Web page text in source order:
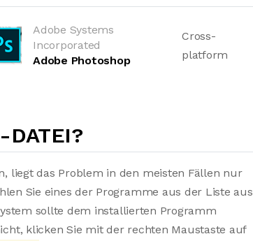
Adobe Systems
Incorporated
Adobe Photoshop
Cross-
platform
DATEI?
liegt das Problem in den meisten Fällen nur
Sie eines der Programme aus der Liste aus
sollte dem installierten Programm
klicken Sie mit der rechten Maustaste auf